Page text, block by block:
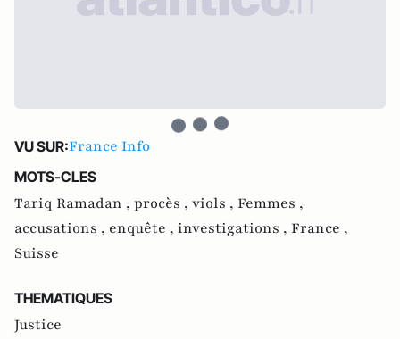
VU SUR:France Info
MOTS-CLES
Tariq Ramadan , procès , viols , Femmes ,
accusations , enquête , investigations , France ,
Suisse
THEMATIQUES
Justice